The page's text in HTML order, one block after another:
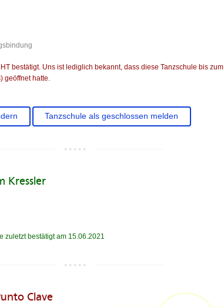
bestätigt. Uns ist lediglich bekannt, dass diese Tanzschule bis zum
geöffnet hatte.
Tanzschule als geschlossen melden
Kressler
zuletzt bestätigt am 15.06.2021
Clave